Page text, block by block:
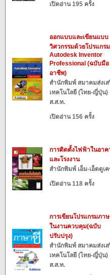
เปิดอ่าน 195 ครั้ง
ออกแบบและเขียนแบบ
วิศวกรรมด้วยโปรแกรม
Autodesk Inventor
Professional (ฉบับมือ
อาชีพ)
สำนักพิมพ์ สมาคมส่งเส
เทคโนโลยี (ไทย-ญี่ปุ่น)
ส.ส.ท.
เปิดอ่าน 156 ครั้ง
การติดตั้งไฟฟ้าในอาค
และโรงงาน
สำนักพิมพ์ เอ็ม-เอ็ดดูเ
เปิดอ่าน 118 ครั้ง
การเขียนโปรแกรมภา
ในงานควบคุม(ฉบับ
ปรับปรุง)
สำนักพิมพ์ สมาคมส่งเส
เทคโนโลยี (ไทย-ญี่ปุ่น)
ส.ส.ท.